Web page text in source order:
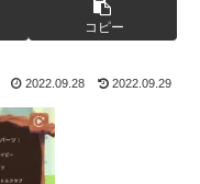
コピー
2022.09.28 2022.09.29